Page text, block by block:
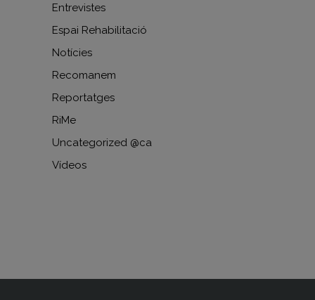
Entrevistes
Espai Rehabilitació
Notícies
Recomanem
Reportatges
RiMe
Uncategorized @ca
Vídeos